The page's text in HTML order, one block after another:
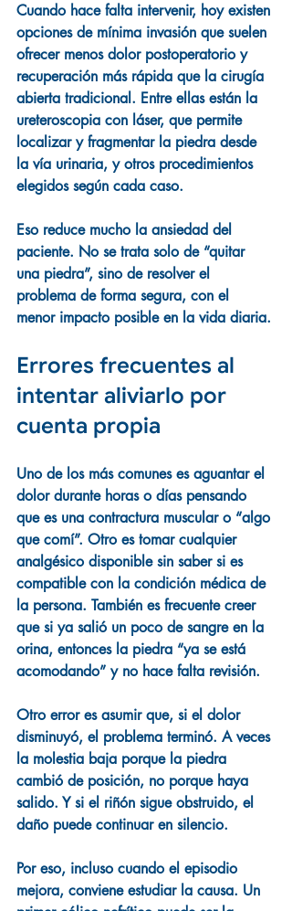
Cuando hace falta intervenir, hoy existen
opciones de mínima invasión que suelen
ofrecer menos dolor postoperatorio y
recuperación más rápida que la cirugía
abierta tradicional. Entre ellas están la
ureteroscopia con láser, que permite
localizar y fragmentar la piedra desde
la vía urinaria, y otros procedimientos
elegidos según cada caso.
Eso reduce mucho la ansiedad del
paciente. No se trata solo de “quitar
una piedra”, sino de resolver el
problema de forma segura, con el
menor impacto posible en la vida diaria.
Errores frecuentes al
intentar aliviarlo por
cuenta propia
Uno de los más comunes es aguantar el
dolor durante horas o días pensando
que es una contractura muscular o “algo
que comí”. Otro es tomar cualquier
analgésico disponible sin saber si es
compatible con la condición médica de
la persona. También es frecuente creer
que si ya salió un poco de sangre en la
orina, entonces la piedra “ya se está
acomodando” y no hace falta revisión.
Otro error es asumir que, si el dolor
disminuyó, el problema terminó. A veces
la molestia baja porque la piedra
cambió de posición, no porque haya
salido. Y si el riñón sigue obstruido, el
daño puede continuar en silencio.
Por eso, incluso cuando el episodio
mejora, conviene estudiar la causa. Un